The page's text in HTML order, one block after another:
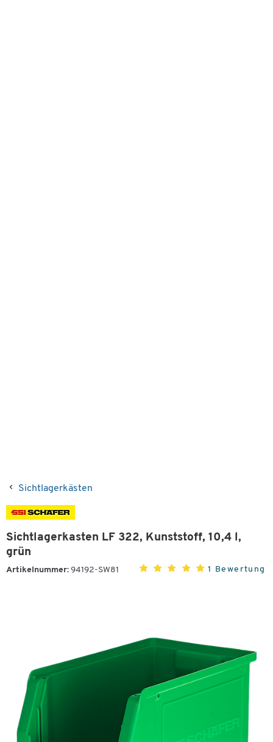
Sichtlagerkästen
Sichtlagerkasten LF 322, Kunststoff, 10,4 l,
grün
Artikelnummer: 94192-SW81 1 Bewertung